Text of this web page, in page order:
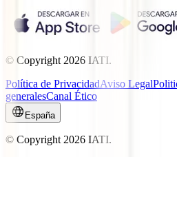
© Copyright 2026 IATI.
Política de PrivacidadAviso Legal
generalesCanal Ético
España
© Copyright 2026 IATI.